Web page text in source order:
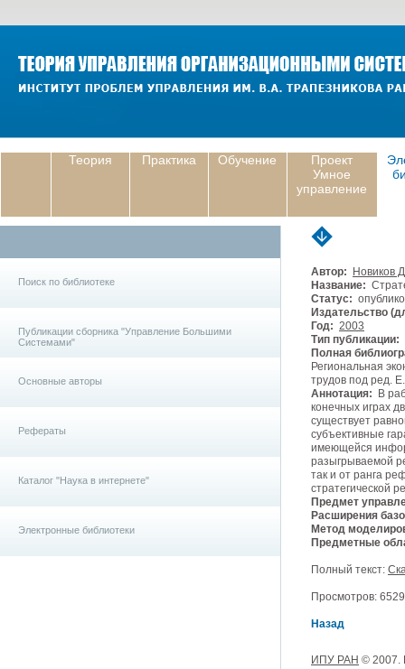
Теория Практика Обучение
Проект
Умное
управление
Поиск по библиотеке
Публикации сборника "Управление Большими
Системами"
Основные авторы
Рефераты
Каталог "Наука в интернете"
Электронные библиотеки
Автор:
Новиков
Название:
Статус:
Издательство
Год: 2003
Тип публикации:
Полная
Региональная
трудов под ред.
Аннотация: В
конечных играх
существует
субъективные
имеющейся
разыгрываемой
так и от ранга
стратегической
Предмет
Расширения
Метод
Предметные
Полный текст:
Просмотров:
Назад
ИПУ РАН © 2007.